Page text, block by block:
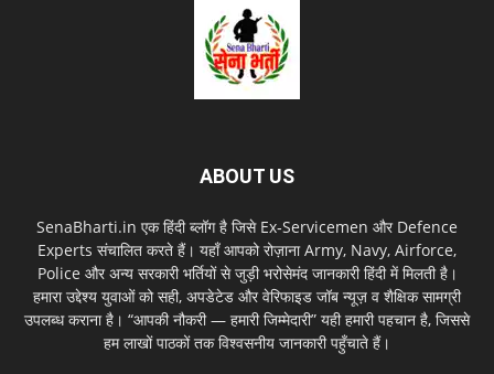
ABOUT US
SenaBharti.in एक हिंदी ब्लॉग है जिसे Ex‑Servicemen और Defence
Experts संचालित करते हैं। यहाँ आपको रोज़ाना Army, Navy, Airforce,
Police और अन्य सरकारी भर्तियों से जुड़ी भरोसेमंद जानकारी हिंदी में मिलती है।
हमारा उद्देश्य युवाओं को सही, अपडेटेड और वेरिफाइड जॉब न्यूज़ व शैक्षिक सामग्री
उपलब्ध कराना है। “आपकी नौकरी — हमारी जिम्मेदारी” यही हमारी पहचान है, जिससे
हम लाखों पाठकों तक विश्वसनीय जानकारी पहुँचाते हैं।